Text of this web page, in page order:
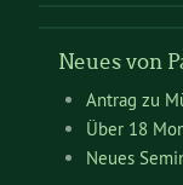
Neues von
Antrag zu
Über 18
Neues